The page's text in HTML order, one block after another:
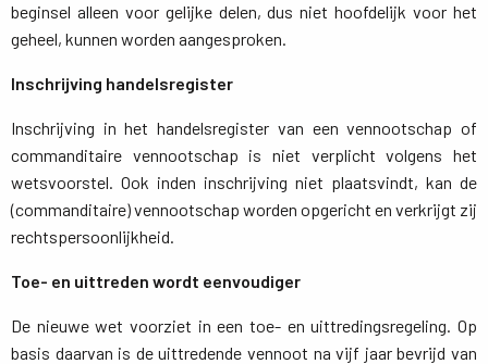
beginsel alleen voor gelijke delen, dus niet hoofdelijk voor het
geheel, kunnen worden aangesproken.
Inschrijving handelsregister
Inschrijving in het handelsregister van een vennootschap of
commanditaire vennootschap is niet verplicht volgens het
wetsvoorstel. Ook inden inschrijving niet plaatsvindt, kan de
(commanditaire) vennootschap worden opgericht en verkrijgt zij
rechtspersoonlijkheid.
Toe- en uittreden wordt eenvoudiger
De nieuwe wet voorziet in een toe- en uittredingsregeling. Op
basis daarvan is de uittredende vennoot na vijf jaar bevrijd van